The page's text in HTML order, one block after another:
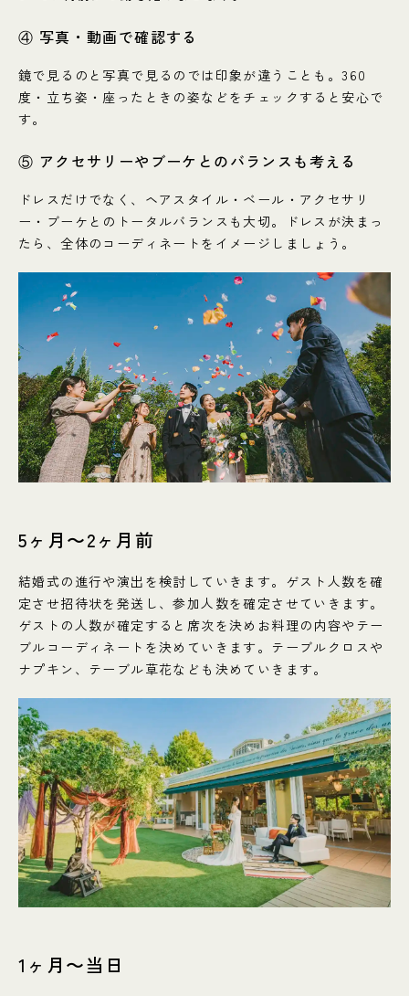
④ 写真・動画で確認する
鏡で見るのと写真で見るのでは印象が違うことも。360
度・立ち姿・座ったときの姿などをチェックすると安心で
す。
⑤ アクセサリーやブーケとのバランスも考える
ドレスだけでなく、ヘアスタイル・ベール・アクセサリ
ー・ブーケとのトータルバランスも大切。ドレスが決まっ
たら、全体のコーディネートをイメージしましょう。
5ヶ月〜2ヶ月前
結婚式の進行や演出を検討していきます。ゲスト人数を確
定させ招待状を発送し、参加人数を確定させていきます。
ゲストの人数が確定すると席次を決めお料理の内容やテー
ブルコーディネートを決めていきます。テーブルクロスや
ナプキン、テーブル草花なども決めていきます。
1ヶ月〜当日